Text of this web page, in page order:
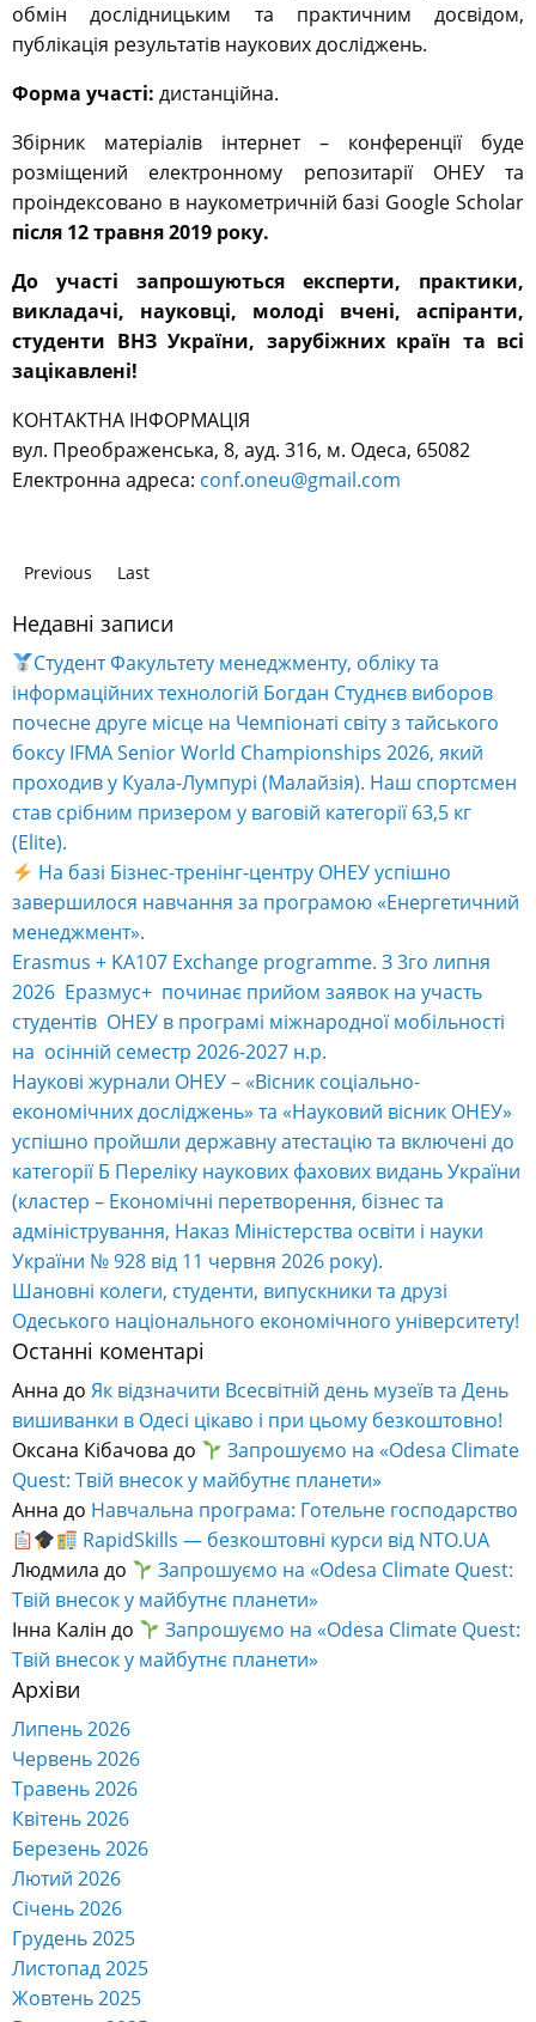
обмін дослідницьким та практичним досвідом,
публікація результатів наукових досліджень.
Форма участі: дистанційна.
Збірник матеріалів інтернет – конференції буде
розміщений електронному репозитарії ОНЕУ та
проіндексовано в наукометричній базі Google Scholar
після 12 травня 2019 року.
До участі запрошуються експерти, практики,
викладачі, науковці, молоді вчені, аспіранти,
студенти ВНЗ України, зарубіжних країн та всі
зацікавлені!
КОНТАКТНА ІНФОРМАЦІЯ
вул. Преображенська, 8, ауд. 316, м. Одеса, 65082
Електронна адреса: conf.oneu@gmail.com
Previous Last
Недавні записи
Студент Факультету менеджменту, обліку та
інформаційних технологій Богдан Студнєв виборов
почесне друге місце на Чемпіонаті світу з тайського
боксу IFMA Senior World Championships 2026, який
проходив у Куала-Лумпурі (Малайзія). Наш спортсмен
став срібним призером у ваговій категорії 63,5 кг
(Elite).
На базі Бізнес-тренінг-центру ОНЕУ успішно
завершилося навчання за програмою «Енергетичний
менеджмент».
Erasmus + KA107 Exchange programme. З 3го липня
2026 Еразмус+ починає прийом заявок на участь
студентів ОНЕУ в програмі міжнародної мобільності
на осінній семестр 2026-2027 н.р.
Наукові журнали ОНЕУ – «Вісник соціально-
економічних досліджень» та «Науковий вісник ОНЕУ»
успішно пройшли державну атестацію та включені до
категорії Б Переліку наукових фахових видань України
(кластер – Економічні перетворення, бізнес та
адміністрування, Наказ Міністерства освіти і науки
України № 928 від 11 червня 2026 року).
Шановні колеги, студенти, випускники та друзі
Одеського національного економічного університету!
Останні коментарі
Анна до Як відзначити Всесвітній день музеїв та День
вишиванки в Одесі цікаво і при цьому безкоштовно!
Оксана Кібачова до
Запрошуємо на «Odesa Climate
Quest: Твій внесок у майбутнє планети»
Анна до Навчальна програма: Готельне господарство
RapidSkills — безкоштовні курси від NTO.UA
Людмила до
Запрошуємо на «Odesa Climate Quest:
Твій внесок у майбутнє планети»
Інна Калін до
Запрошуємо на «Odesa Climate Quest:
Твій внесок у майбутнє планети»
Архіви
Липень 2026
Червень 2026
Травень 2026
Квітень 2026
Березень 2026
Лютий 2026
Січень 2026
Грудень 2025
Листопад 2025
Жовтень 2025